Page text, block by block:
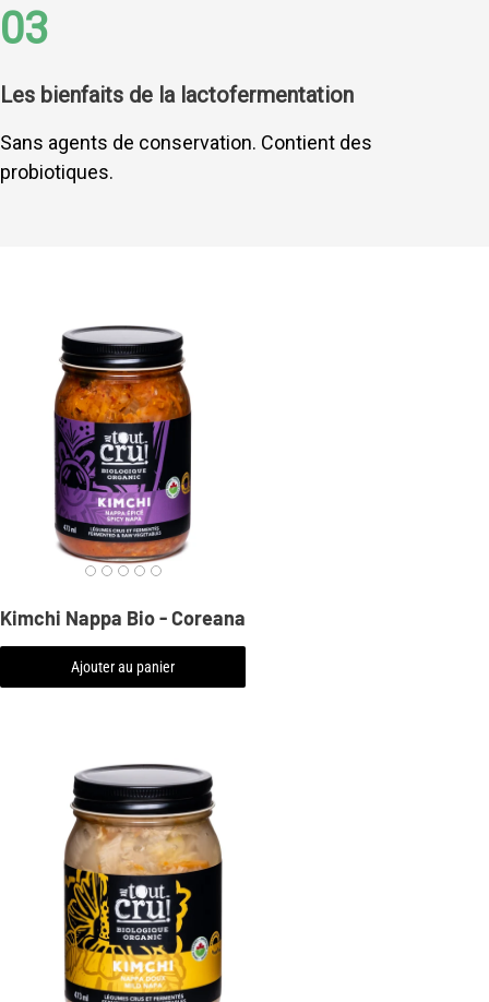
03
Les bienfaits de la lactofermentation
Sans agents de conservation. Contient des
probiotiques.
Kimchi Nappa Bio - Coreana
Ajouter au panier